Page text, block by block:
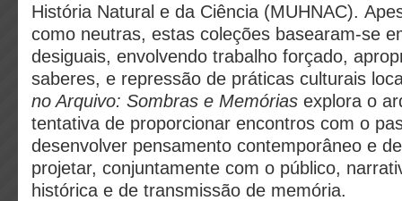
História Natural e da Ciência (MUHNAC).
como neutras, estas coleções basearam-se
desiguais, envolvendo trabalho forçado,
saberes, e repressão de práticas culturais
no Arquivo: Sombras e Memórias explora o
tentativa de proporcionar encontros com o
desenvolver pensamento contemporâneo e
projetar, conjuntamente com o público,
histórica e de transmissão de memória.